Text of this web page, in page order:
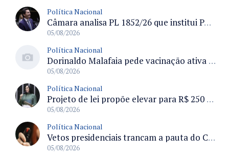
Política Nacional
Câmara analisa PL 1852/26 que institui Política Nacional de Gestão de Desempenho e Eficiência para servidores públicos
05/08/2026
Política Nacional
Dorinaldo Malafaia pede vacinação ativa ao Ministério da Saúde para reverter queda na cobertura vacinal no Brasil
05/08/2026
Política Nacional
Projeto de lei propõe elevar para R$ 250 mil limite de isenção do IPI para pessoas com deficiência e autismo
05/08/2026
Política Nacional
Vetos presidenciais trancam a pauta do Congresso com 87 itens pendentes e incluem trechos do Orçamento de 2026
05/08/2026